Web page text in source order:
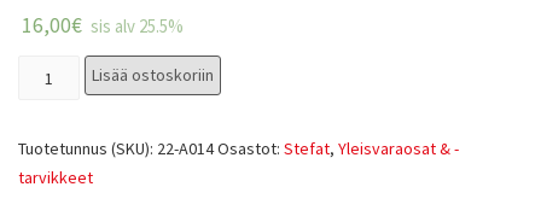
16,00€ sis alv 25.5%
Lisää ostoskoriin
Tuotetunnus (SKU): 22-A014Osastot: Stefat, Yleisvaraosat & -
tarvikkeet